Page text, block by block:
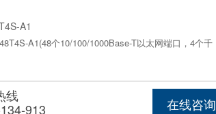
A1
A1(48个10/100/1000Base-T以太网端口，4个千
在线咨询
线
913